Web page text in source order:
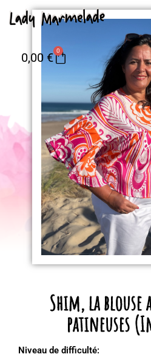
0,00 € 0
Shim, la blouse
patineuses
Niveau de difficulté: